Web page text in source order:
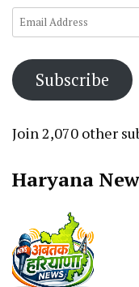
Email
Subscribe
Join 2,070 other
Haryana